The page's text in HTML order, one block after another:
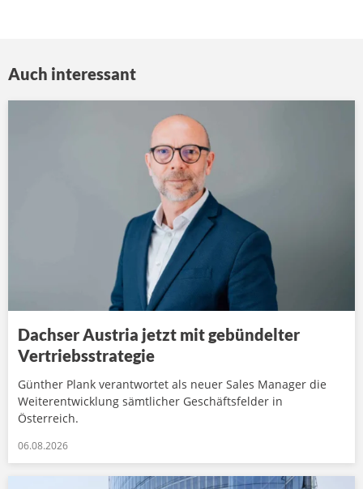
Auch interessant
Dachser Austria jetzt mit gebündelter
Vertriebsstrategie
Günther Plank verantwortet als neuer Sales Manager die
Weiterentwicklung sämtlicher Geschäftsfelder in
Österreich.
06.08.2026